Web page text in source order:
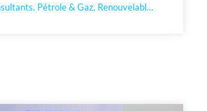
Hot Jobs, Consultants, Pétrole & Gaz, Renouvelable, Nucléaire